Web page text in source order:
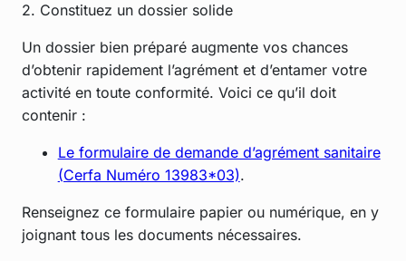
2. Constituez un dossier solide
Un dossier bien préparé augmente vos chances
d’obtenir rapidement l’agrément et d’entamer votre
activité en toute conformité. Voici ce qu’il doit
contenir :
Le formulaire de demande d’agrément sanitaire
(Cerfa Numéro 13983*03).
Renseignez ce formulaire papier ou numérique, en y
joignant tous les documents nécessaires.